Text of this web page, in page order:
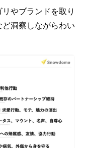
やブランドを取り
洞察しながらわい